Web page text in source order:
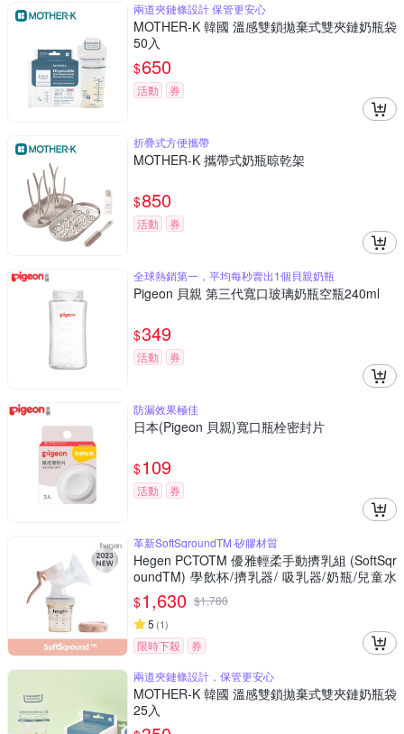
兩道夾鏈條設計 保管更安心
MOTHER-K 韓國 溫感雙鎖拋棄式雙夾鏈奶瓶袋
50入
$650
活動 券
折疊式方便攜帶
MOTHER-K 攜帶式奶瓶晾乾架
$850
活動 券
全球熱銷第一，平均每秒賣出1個貝親奶瓶
Pigeon 貝親 第三代寬口玻璃奶瓶空瓶240ml
$349
活動 券
防漏效果極佳
日本(Pigeon 貝親)寬口瓶栓密封片
$109
活動 券
革新SoftSqroundTM 矽膠材質
Hegen PCTOTM 優雅輕柔手動擠乳組 (SoftSqr
oundTM) 學飲杯/擠乳器/ 吸乳器/奶瓶/兒童水
瓶/母嬰用品/新生禮/紫外線消毒/FDA食品接觸
認證/學習水杯
$1,630 $1,780
5 (1)
限時下殺
券
兩道夾鏈條設計，保管更安心
MOTHER-K 韓國 溫感雙鎖拋棄式雙夾鏈奶瓶袋
25入